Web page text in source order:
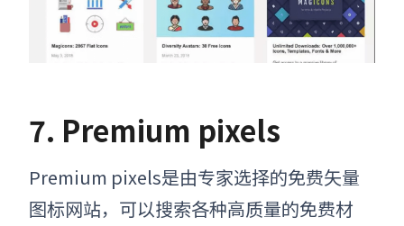
7. Premium pixels
Premium pixels是由专家选择的免费矢量
图标网站，可以搜索各种高质量的免费材